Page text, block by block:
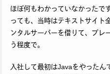
ほぼ何もわかっていなかったで
っても、当時はテキストサイト
ンタルサーバーを借りて、プレ
う程度で。
入社して最初はJavaをやった